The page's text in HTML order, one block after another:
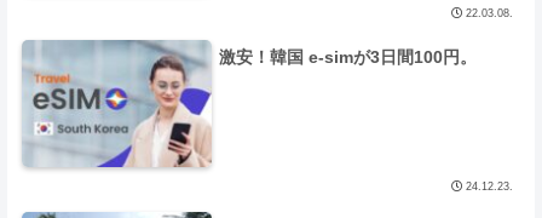
22.03.08.
激安！韓国 e-simが3日間100円。
24.12.23.